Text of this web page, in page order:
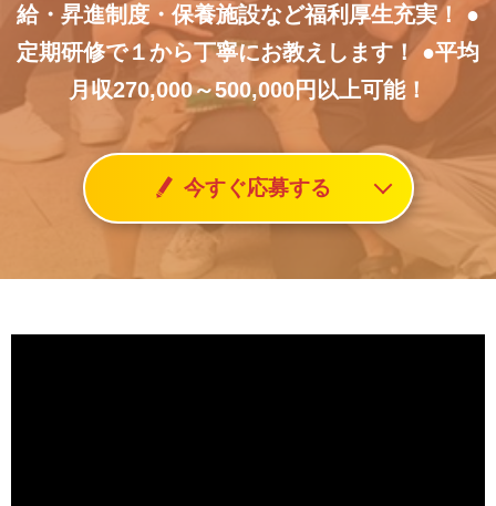
給・昇進制度・保養施設など福利厚生充実！
●
定期研修で１から丁寧にお教えします！●平均
月収270,000～500,000円以上可能！
今すぐ応募する